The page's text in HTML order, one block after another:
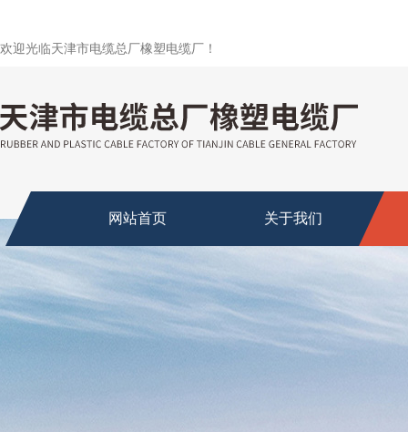
欢迎光临天津市电缆总厂橡塑电缆厂！
网站首页 关于我们